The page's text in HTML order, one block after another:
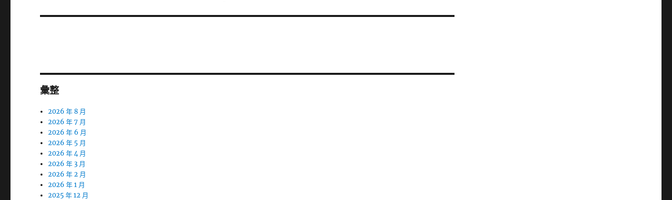
篇
彙整
2026 年 8 月
2026 年 7 月
2026 年 6 月
2026 年 5 月
2026 年 4 月
2026 年 3 月
2026 年 2 月
2026 年 1 月
2025 年 12 月